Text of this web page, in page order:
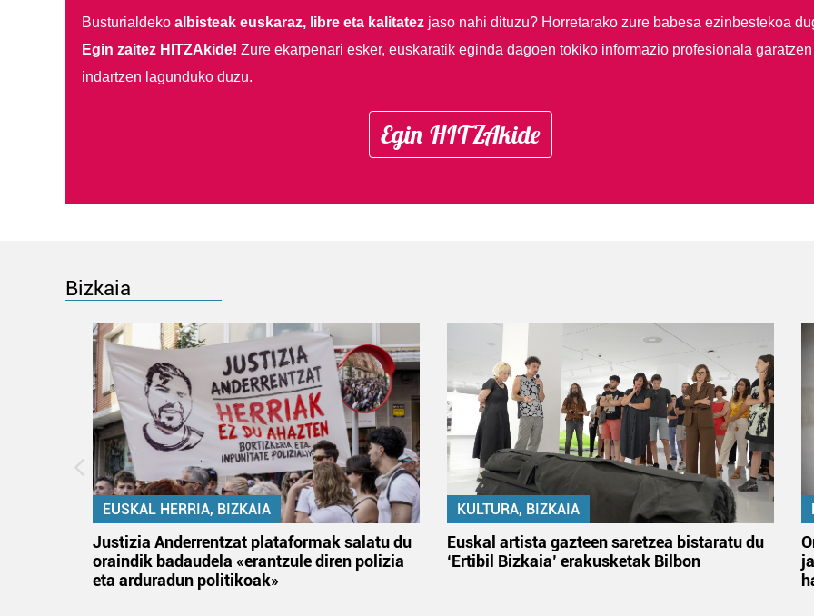
Busturialdeko albisteak euskaraz, libre eta kalitatezjaso nahi dituzu? Horretarako zure babesa ezinbestekoa
Egin zaitez HITZAkide! Zure ekarpenari esker, euskaratik eginda dagoen tokiko informazio profesionala garatzen
indartzen lagunduko duzu.
Egin HITZAkide
Bizkaia
EUSKAL HERRIA, BIZKAIA
Justizia Anderrentzat plataformak salatu du
oraindik badaudela «erantzule diren polizia
eta arduradun politikoak»
KULTURA, BIZKAIA
Euskal artista gazteen saretzea bistaratu du
‘Ertibil Bizkaia’ erakusketak Bilbon